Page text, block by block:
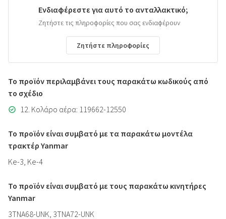
Ενδιαφέρεστε για αυτό το ανταλλακτικό;
Ζητήστε τις πληροφορίες που σας ενδιαφέρουν
Ζητήστε πληροφορίες
Το προϊόν περιλαμβάνει τους παρακάτω κωδικούς από
το σχέδιο
12. Κολάρο αέρα: 119662-12550
Το προϊόν είναι συμβατό με τα παρακάτω μοντέλα
τρακτέρ Yanmar
Ke-3, Ke-4
Το προϊόν είναι συμβατό με τους παρακάτω κινητήρες
Yanmar
3TNA68-UNK, 3TNA72-UNK